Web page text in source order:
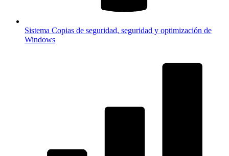
Sistema Copias de seguridad, seguridad y optimización de
Windows